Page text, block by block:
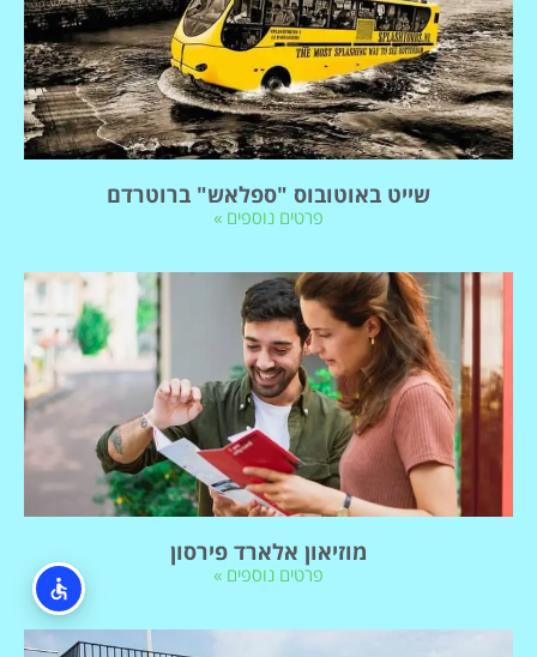
שייט באוטובוס "ספלאש" ברוטרדם
פרטים נוספים »
מוזיאון אלארד פירסון
פרטים נוספים »